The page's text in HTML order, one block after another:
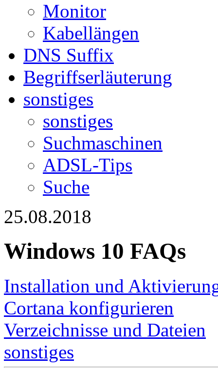
Monitor
Kabellängen
DNS Suffix
Begriffserläuterung
sonstiges
sonstiges
Suchmaschinen
ADSL-Tips
Suche
25.08.2018
Windows 10 FAQs
Installation und
Cortana konfigurieren
Verzeichnisse und Dateien
sonstiges